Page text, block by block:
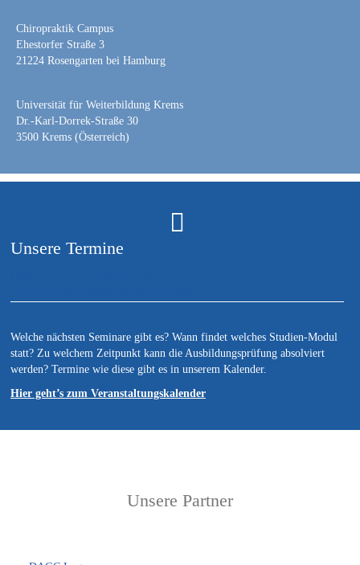
Chiropraktik Campus
Ehestorfer Straße 3
21224 Rosengarten bei Hamburg
Universität für Weiterbildung Krems
Dr.-Karl-Dorrek-Straße 30
3500 Krems (Österreich)
Unsere Termine
Welche nächsten Seminare gibt es? Wann findet welches Studien-Modul
statt? Zu welchem Zeitpunkt kann die Ausbildungsprüfung absolviert
werden? Termine wie diese gibt es in unserem Kalender.
Hier geht’s zum Veranstaltungskalender
Unsere Partner